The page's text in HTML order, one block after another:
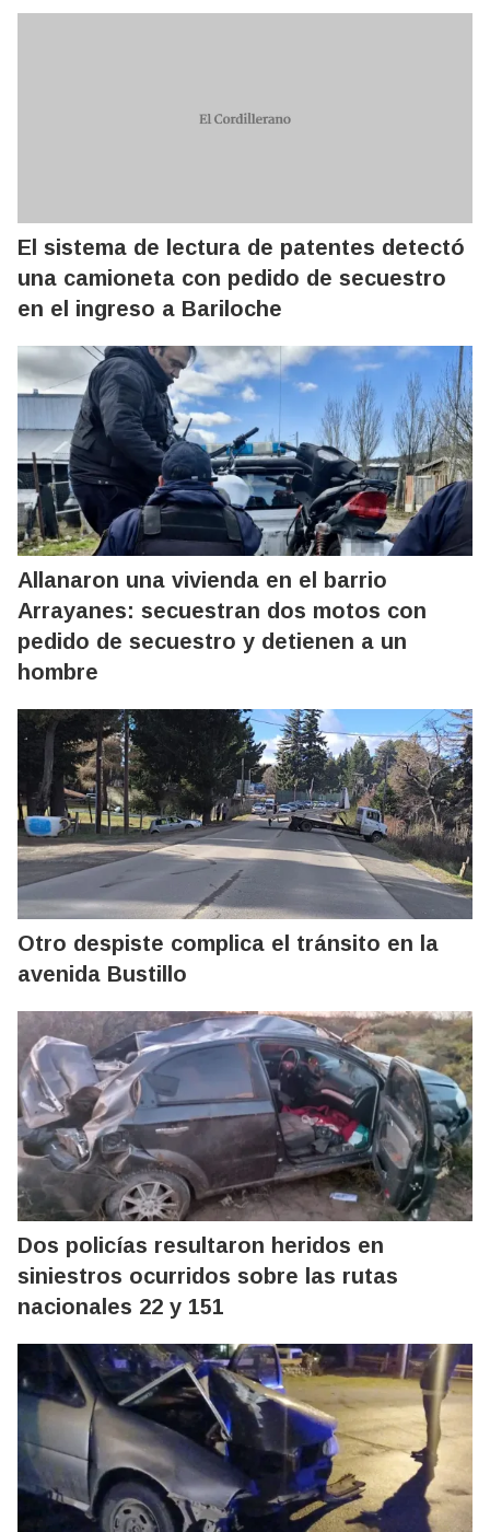
El sistema de lectura de patentes detectó
una camioneta con pedido de secuestro
en el ingreso a Bariloche
Allanaron una vivienda en el barrio
Arrayanes: secuestran dos motos con
pedido de secuestro y detienen a un
hombre
Otro despiste complica el tránsito en la
avenida Bustillo
Dos policías resultaron heridos en
siniestros ocurridos sobre las rutas
nacionales 22 y 151